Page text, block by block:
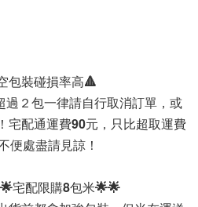
包裝碰損率高🔺
過２包一律請自行取消訂單，或
宅配通運費90元，只比超取運費
便處盡請見諒！
宅配限購8包米🌟🌟